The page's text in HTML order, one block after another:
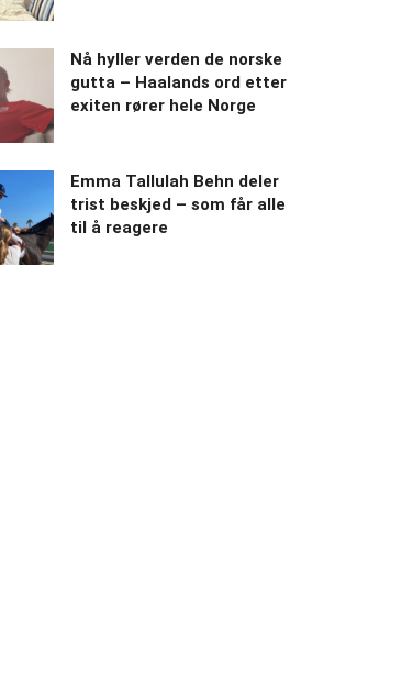
Nå hyller verden de norske
gutta – Haalands ord etter
exiten rører hele Norge
Emma Tallulah Behn deler
trist beskjed – som får alle
til å reagere